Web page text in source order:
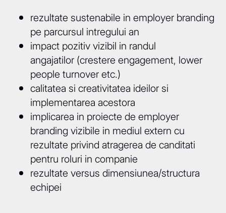
rezultate sustenabile in employer branding
pe parcursul intregului an
impact pozitiv vizibil in randul
angajatilor (crestere engagement, lower
people turnover etc.)
calitatea si creativitatea ideilor si
implementarea acestora
implicarea in proiecte de employer
branding vizibile in mediul extern cu
rezultate privind atragerea de canditati
pentru roluri in companie
rezultate versus dimensiunea/structura
echipei